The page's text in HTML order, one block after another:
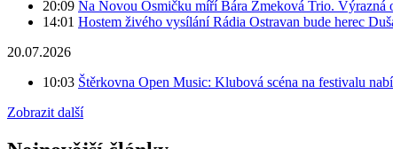
20:09 Na Novou Osmičku míří Bára Zmeková Trio. Výrazná
14:01 Hostem živého vysílání Rádia Ostravan bude herec
20.07.2026
10:03 Štěrkovna Open Music: Klubová scéna na festivalu
Zobrazit další